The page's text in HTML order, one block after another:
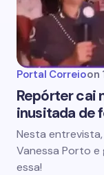
Portal Correioon
Repórter cai
inusitada de
Nesta
Vanessa Porto e
essa!